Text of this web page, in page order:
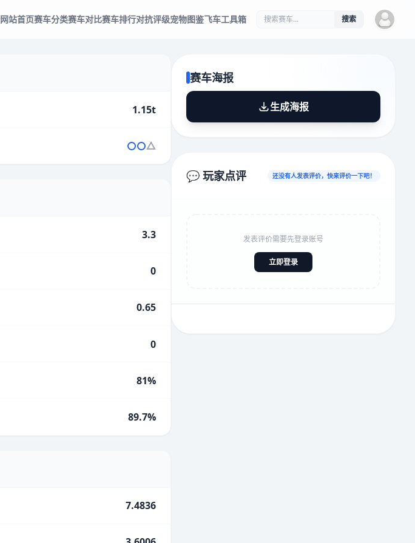
网站首页赛车分类赛车对比赛车排行对抗评级宠物图鉴飞车工具箱 搜索
1.15t
3.3
0
0.65
0
81%
89.7%
7.4836
赛车海报
生成海报
💬 玩家点评 还没有人发表评价，快来评价一下吧！
发表评价需要先登录账号
立即登录